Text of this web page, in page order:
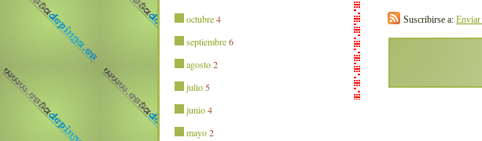
Suscribirse a:
octubre 4
septiembre 6
agosto 2
julio 5
junio 4
mayo 2